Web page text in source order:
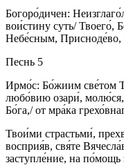
Богоро́дичен:
вои́стину суть/ Твоего́,
Небе́сным, Присноде́во,
Песнь 5
Ирмо́с: Бо́жиим све́том
любо́вию озари́,
Бо́га,/ от мра́ка
Твои́ми страстьми́,
восприя́в, свя́те
заступле́ние, на